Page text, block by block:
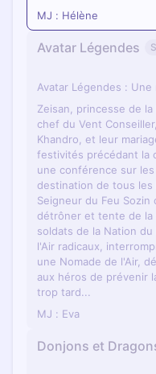
MJ : Hélène
Avatar Légendes
Avatar Légendes :
Zeisan, princesse de
chef du Vent
Khandro, et leur
festivités précédant la
une conférence sur
destination de tous les
Seigneur du Feu
détrôner et tente de
soldats de la Nation
l'Air radicaux,
une Nomade de l'Air,
aux héros de prévenir
trop tard...
MJ : Eva
Donjons et